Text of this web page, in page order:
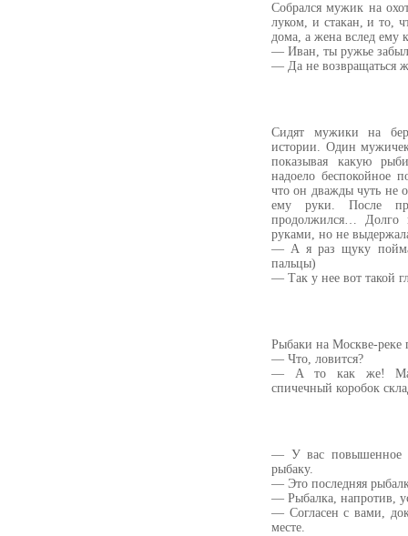
Собрался мужик на
луком, и стакан, и то,
дома, а жена вслед ему
— Иван, ты ружье
— Да не возвращаться
Сидят мужики на
истории. Один
показывая какую
надоело беспокойное
что он дважды чуть не
ему руки. После
продолжился… Долго
руками, но не
— А я раз щуку
пальцы)
— Так у нее вот такой
Рыбаки на Москве-
— Что, ловится?
— А то как же!
спичечный коробок
— У вас повышенное
рыбаку.
— Это последняя
— Рыбалка, напротив,
— Согласен с вами,
месте.